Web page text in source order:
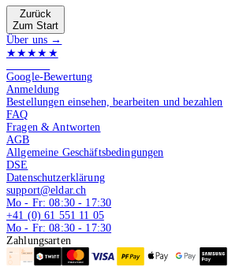
Zurück
Zum Start
Über uns →
★★★★★
Google-Bewertung
Anmeldung
Bestellungen einsehen, bearbeiten und bezahlen
FAQ
Fragen & Antworten
AGB
Allgemeine Geschäftsbedingungen
DSE
Datenschutzerklärung
support@eldar.ch
Mo - Fr: 08:30 - 17:30
+41 (0) 61 551 11 05
Mo - Fr: 08:30 - 17:30
Zahlungsarten